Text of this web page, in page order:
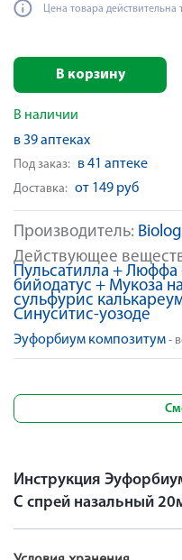
Производитель:
Действующее
Пульсатилла + Люффа
бийодатус + Мукоза
сульфурис
Синуситис-yозоде
Эуфорбиум композитум -
Цена товара
В корзину
В наличии
в 39 аптеках
Под заказ: в 41 аптеке
Доставка: от 149 руб
Инструкция
С спрей назальный